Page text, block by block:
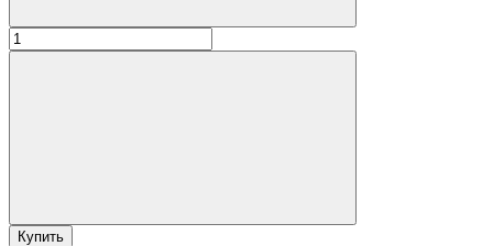
Купить